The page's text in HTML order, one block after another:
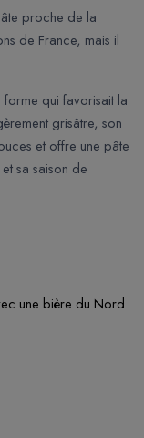
proche de la
de France, mais il
qui favorisait la
grisâtre, son
et offre une pâte
sa saison de
une bière du Nord